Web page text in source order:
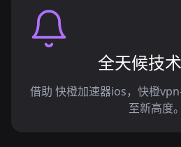
全天候技
借助 快橙加速器ios，快橙
至新高度。